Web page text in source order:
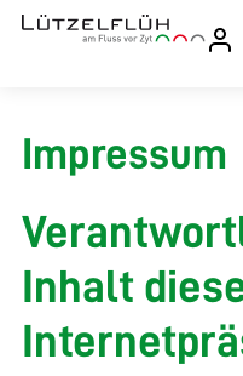
Impressum
Inhalt